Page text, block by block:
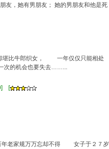
，她有男朋友； 她的男朋友和他是死
牛郎织女， 一年仅仅只能相处
的机会也要失去……...
[
老家规万万忘却不得 女子于２７岁